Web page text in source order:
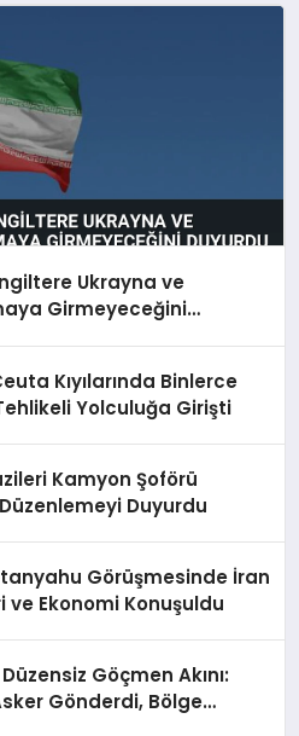
Ukrayna ve
Girmeyeceğini
Kıyılarında Binlerce
Yolculuğa Girişti
Kamyon Şoförü
Duyurdu
Görüşmesinde İran
ve Ekonomi Konuşuldu
Göçmen Akını:
Gönderdi, Bölge